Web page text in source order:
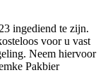
ingediend te zijn.
voor u vast
Neem hiervoor
Pakbier